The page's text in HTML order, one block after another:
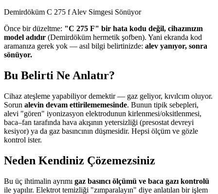
Demirdöküm C 275 f Alev Simgesi Sönüyor
Önce bir düzeltme: "C 275 F" bir hata kodu değil, cihazınızın
model adıdır (Demirdöküm hermetik şofben). Yani ekranda kod
aramanıza gerek yok — asıl bilgi belirtinizde: alev yanıyor, sonra
sönüyor.
Bu Belirti Ne Anlatır?
Cihaz ateşleme yapabiliyor demektir — gaz geliyor, kıvılcım oluyor.
Sorun alevin devam ettirilememesinde. Bunun tipik sebepleri,
alevi "gören" iyonizasyon elektrodunun kirlenmesi/oksitlenmesi,
baca–fan tarafında hava akışının yetersizliği (presostat devreyi
kesiyor) ya da gaz basıncının düşmesidir. Hepsi ölçüm ve gözle
kontrol ister.
Neden Kendiniz Çözemezsiniz
Bu üç ihtimalin ayrımı gaz basıncı ölçümü ve baca gazı kontrolü
ile yapılır. Elektrot temizliği "zımparalayın" diye anlatılan bir işlem